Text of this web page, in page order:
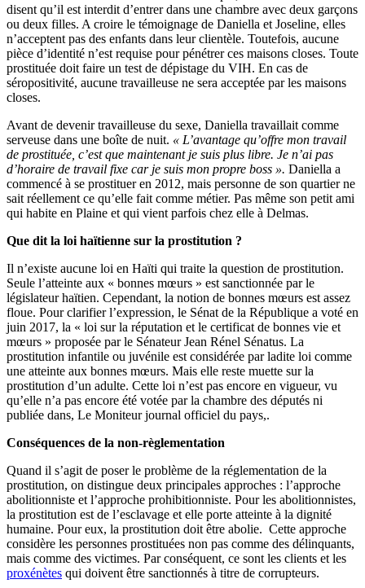
disent qu’il est interdit d’entrer dans une chambre avec deux garçons
ou deux filles. A croire le témoignage de Daniella et Joseline, elles
n’acceptent pas des enfants dans leur clientèle. Toutefois, aucune
pièce d’identité n’est requise pour pénétrer ces maisons closes. Toute
prostituée doit faire un test de dépistage du VIH. En cas de
séropositivité, aucune travailleuse ne sera acceptée par les maisons
closes.
Avant de devenir travailleuse du sexe, Daniella travaillait comme
serveuse dans une boîte de nuit. « L’avantage qu’offre mon travail
de prostituée, c’est que maintenant je suis plus libre. Je n’ai pas
d’horaire de travail fixe car je suis mon propre boss ». Daniella a
commencé à se prostituer en 2012, mais personne de son quartier ne
sait réellement ce qu’elle fait comme métier. Pas même son petit ami
qui habite en Plaine et qui vient parfois chez elle à Delmas.
Que dit la loi haïtienne sur la prostitution ?
Il n’existe aucune loi en Haïti qui traite la question de prostitution.
Seule l’atteinte aux « bonnes mœurs » est sanctionnée par le
législateur haïtien. Cependant, la notion de bonnes mœurs est assez
floue. Pour clarifier l’expression, le Sénat de la République a voté en
juin 2017, la « loi sur la réputation et le certificat de bonnes vie et
mœurs » proposée par le Sénateur Jean Rénel Sénatus. La
prostitution infantile ou juvénile est considérée par ladite loi comme
une atteinte aux bonnes mœurs. Mais elle reste muette sur la
prostitution d’un adulte. Cette loi n’est pas encore en vigueur, vu
qu’elle n’a pas encore été votée par la chambre des députés ni
publiée dans, Le Moniteur journal officiel du pays,.
Conséquences de la non-règlementation
Quand il s’agit de poser le problème de la réglementation de la
prostitution, on distingue deux principales approches : l’approche
abolitionniste et l’approche prohibitionniste. Pour les abolitionnistes,
la prostitution est de l’esclavage et elle porte atteinte à la dignité
humaine. Pour eux, la prostitution doit être abolie. Cette approche
considère les personnes prostituées non pas comme des délinquants,
mais comme des victimes. Par conséquent, ce sont les clients et les
proxénètes qui doivent être sanctionnés à titre de corrupteurs.